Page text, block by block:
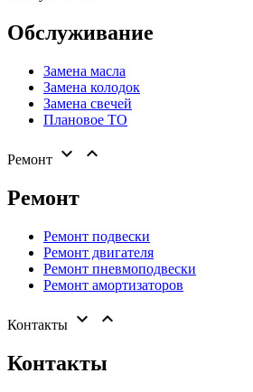
Обслуживание
Замена масла
Замена колодок
Замена свечей
Плановое ТО
Ремонт  
Ремонт
Ремонт подвески
Ремонт двигателя
Ремонт пневмоподвески
Ремонт амортизаторов
Контакты  
Контакты